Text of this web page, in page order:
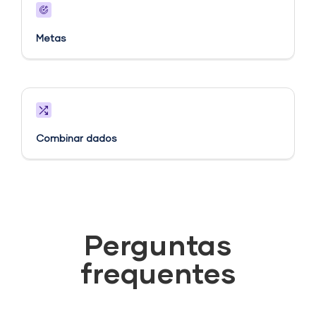
Metas​
Combinar dados
Perguntas
frequentes